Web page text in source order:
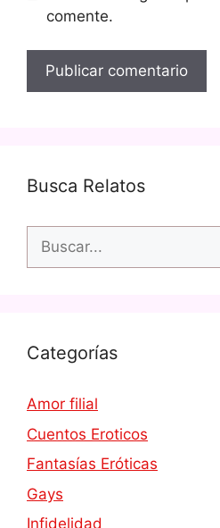
comente.
Busca Relatos
Buscar:
Categorías
Amor filial
Cuentos Eroticos
Fantasías Eróticas
Gays
Infidelidad